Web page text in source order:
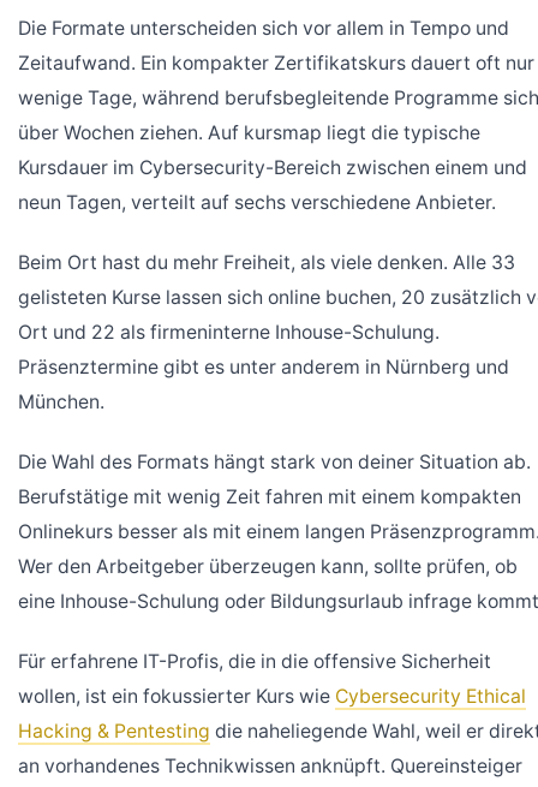
Die Formate unterscheiden sich vor allem in Tempo und
Zeitaufwand. Ein kompakter Zertifikatskurs dauert oft nur
wenige Tage, während berufsbegleitende Programme sich
über Wochen ziehen. Auf kursmap liegt die typische
Kursdauer im Cybersecurity-Bereich zwischen einem und
neun Tagen, verteilt auf sechs verschiedene Anbieter.
Beim Ort hast du mehr Freiheit, als viele denken. Alle 33
gelisteten Kurse lassen sich online buchen, 20 zusätzlich
Ort und 22 als firmeninterne Inhouse-Schulung.
Präsenztermine gibt es unter anderem in Nürnberg und
München.
Die Wahl des Formats hängt stark von deiner Situation ab.
Berufstätige mit wenig Zeit fahren mit einem kompakten
Onlinekurs besser als mit einem langen
Wer den Arbeitgeber überzeugen kann, sollte prüfen, ob
eine Inhouse-Schulung oder Bildungsurlaub infrage
Für erfahrene IT-Profis, die in die offensive Sicherheit
wollen, ist ein fokussierter Kurs wie Cybersecurity Ethical
Hacking & Pentesting die naheliegende Wahl, weil er
an vorhandenes Technikwissen anknüpft. Quereinsteiger